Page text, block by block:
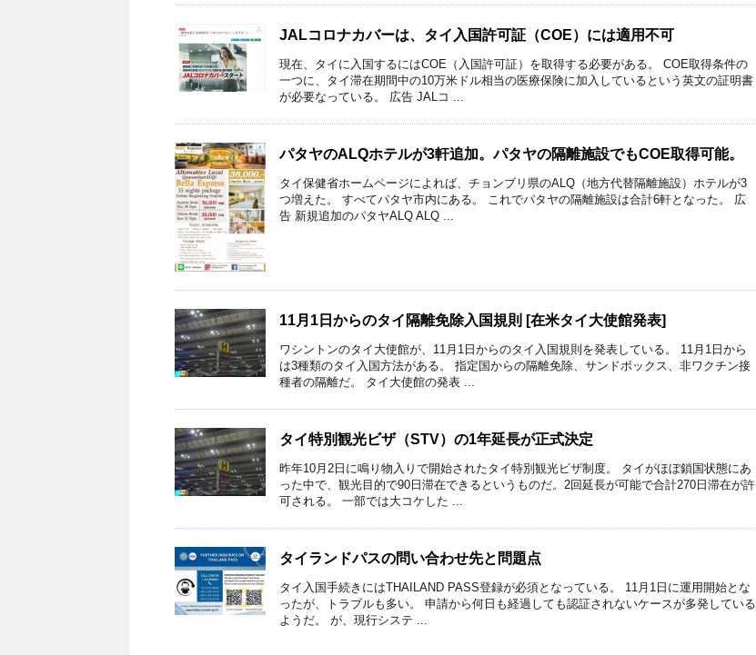
JALコロナカバーは、タイ入国許可証（COE）には適用不可
現在、タイに入国するにはCOE（入国許可証）を取得する必要がある。 COE取得条件の
一つに、タイ滞在期間中の10万米ドル相当の医療保険に加入しているという英文の証明書
が必要なっている。 広告 JALコ ...
パタヤのALQホテルが3軒追加。パタヤの隔離施設でもCOE取得可能。
タイ保健省ホームページによれば、チョンブリ県のALQ（地方代替隔離施設）ホテルが3
つ増えた。 すべてパタヤ市内にある。 これでパタヤの隔離施設は合計6軒となった。 広
告 新規追加のパタヤALQ ALQ ...
11月1日からのタイ隔離免除入国規則 [在米タイ大使館発表]
ワシントンのタイ大使館が、11月1日からのタイ入国規則を発表している。 11月1日から
は3種類のタイ入国方法がある。 指定国からの隔離免除、サンドボックス、非ワクチン接
種者の隔離だ。 タイ大使館の発表 ...
タイ特別観光ビザ（STV）の1年延長が正式決定
昨年10月2日に鳴り物入りで開始されたタイ特別観光ビザ制度。 タイがほぼ鎖国状態にあ
った中で、観光目的で90日滞在できるというものだ。2回延長が可能で合計270日滞在が許
可される。 一部では大コケした ...
タイランドパスの問い合わせ先と問題点
タイ入国手続きにはTHAILAND PASS登録が必須となっている。 11月1日に運用開始とな
ったが、トラブルも多い。 申請から何日も経過しても認証されないケースが多発している
ようだ。 が、現行システ ...